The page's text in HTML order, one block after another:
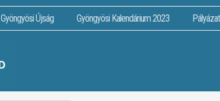
Gyöngyösi Újság Gyöngyösi Kalendárium 2023